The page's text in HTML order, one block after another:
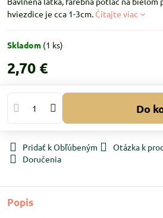
hviezdice je cca 1-3cm. Čítajte viac
Skladom (1 ks)
2,70 €
Do
Pridať k Obľúbeným Otázka k
Doručenia
Popis